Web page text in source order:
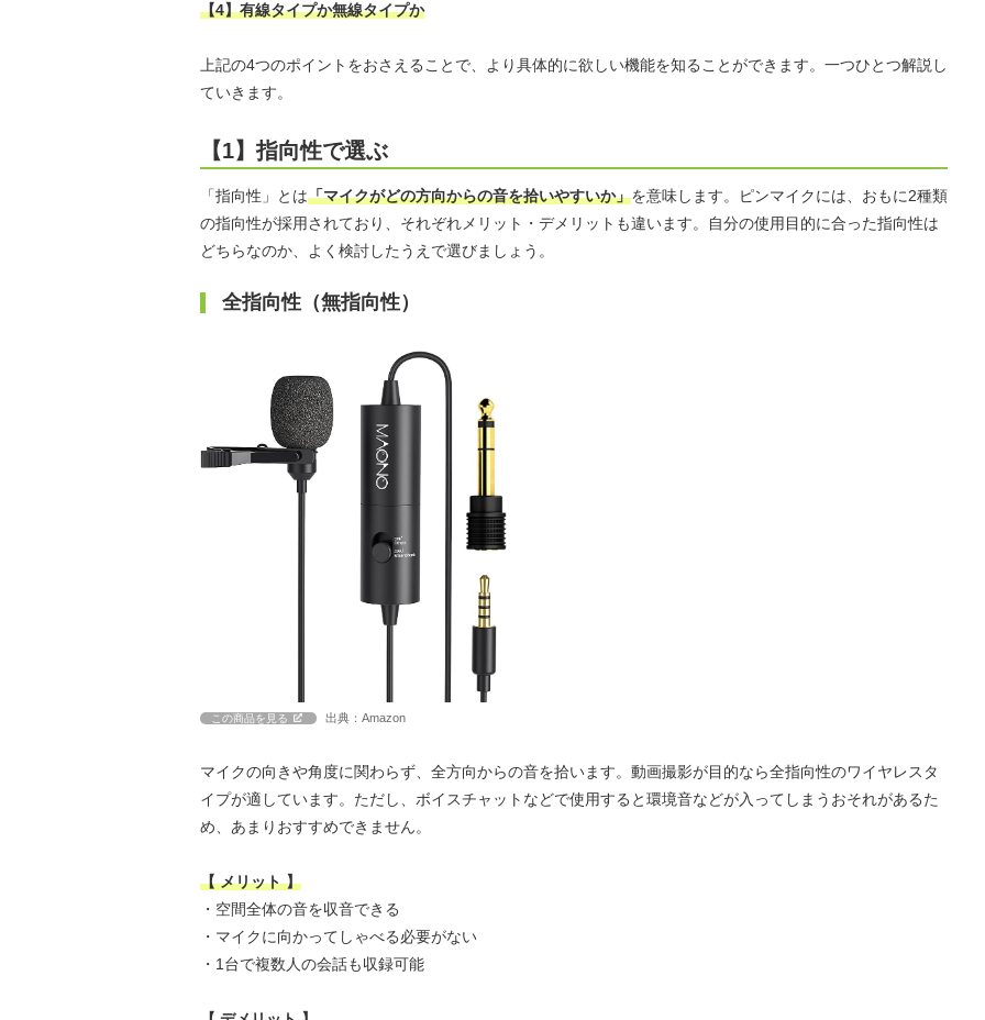
【4】有線タイプか無線タイプか
上記の4つのポイントをおさえることで、より具体的に欲しい機能を知ることができます。一つひとつ解説し
ていきます。
【1】指向性で選ぶ
「指向性」とは「マイクがどの方向からの音を拾いやすいか」を意味します。ピンマイクには、おもに2種類
の指向性が採用されており、それぞれメリット・デメリットも違います。自分の使用目的に合った指向性は
どちらなのか、よく検討したうえで選びましょう。
全指向性（無指向性）
この商品を見る 出典：Amazon
マイクの向きや角度に関わらず、全方向からの音を拾います。動画撮影が目的なら全指向性のワイヤレスタ
イプが適しています。ただし、ボイスチャットなどで使用すると環境音などが入ってしまうおそれがあるた
め、あまりおすすめできません。
【 メリット 】
・空間全体の音を収音できる
・マイクに向かってしゃべる必要がない
・1台で複数人の会話も収録可能